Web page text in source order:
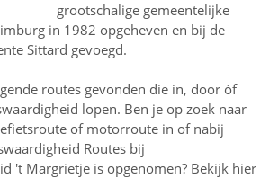
grootschalige gemeentelijke
in 1982 opgeheven en bij de
Sittard gevoegd.
routes gevonden die in, door óf
lopen. Ben je op zoek naar
of motorroute in of nabij
Routes bij
't Margrietje is opgenomen? Bekijk hier